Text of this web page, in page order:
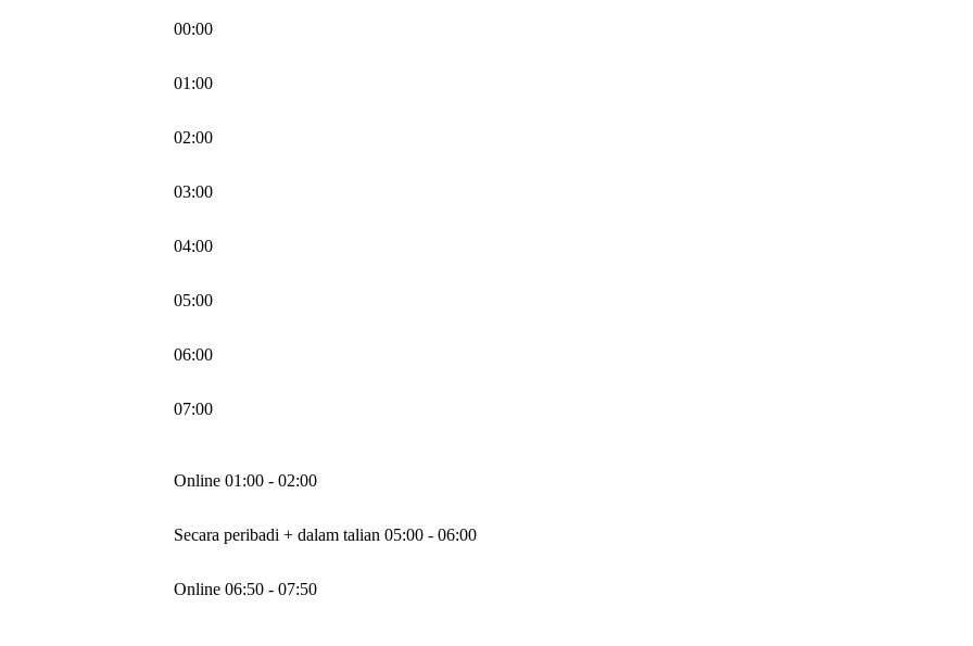
00:00
01:00
02:00
03:00
04:00
05:00
06:00
07:00
Online 01:00 - 02:00
Secara peribadi + dalam talian 05:00 - 06:00
Online 06:50 - 07:50